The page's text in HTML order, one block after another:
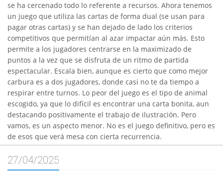
se ha cercenado todo lo referente a recursos. Ahora tenemos
un juego que utiliza las cartas de forma dual (se usan para
pagar otras cartas) y se han dejado de lado los criterios
competitivos que permitían al azar impactar aún más. Esto
permite a los jugadores centrarse en la maximizado de
puntos a la vez que se disfruta de un ritmo de partida
espectacular. Escala bien, aunque es cierto que como mejor
carbura es a dos jugadores, donde casi no te da tiempo a
respirar entre turnos. Lo peor del juego es el tipo de animal
escogido, ya que lo difícil es encontrar una carta bonita, aun
destacando positivamente el trabajo de ilustración. Pero
vamos, es un aspecto menor. No es el juego definitivo, pero es
de esos que verá mesa con cierta recurrencia.
27/04/2025